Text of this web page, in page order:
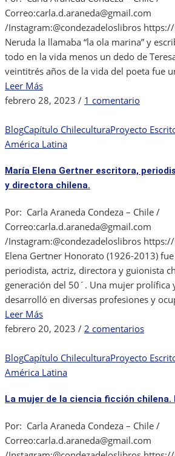
Correo:carla.d.araneda@gmail.com
/Instagram:@condezadeloslibros
Neruda la llamaba “la ola marina” y
todo en la vida menos un dedo de
veintitrés años de la vida del poeta fue
Leer Más
febrero 28, 2023 / 1 comentarioen
Hamel
legado
BlogCapítulo ChileculturaProyecto
América Latina
María Elena Gertner escritora,
y directora chilena.
Por: Carla Araneda Condeza – Chile /
Correo:carla.d.araneda@gmail.com
/Instagram:@condezadeloslibros
Elena Gertner Honorato (1926-2013)
periodista, actriz, directora y guionista
generación del 50´. Una mujer prolífica
desarrolló en diversas profesiones y
Leer Más
febrero 20, 2023 / 2 comentariosen
Elena
guionista
y
BlogCapítulo ChileculturaProyecto
América Latina
La mujer de la ciencia ficción chilena.
Por: Carla Araneda Condeza – Chile /
Correo:carla.d.araneda@gmail.com